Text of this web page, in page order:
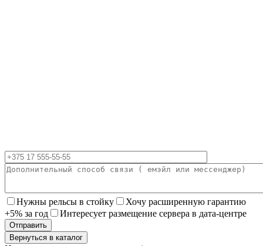
Нужны рельсы в стойку
Хочу расширенную гарантию
+5% за год
Интересует размещение сервера в дата-центре
Вернуться в каталог